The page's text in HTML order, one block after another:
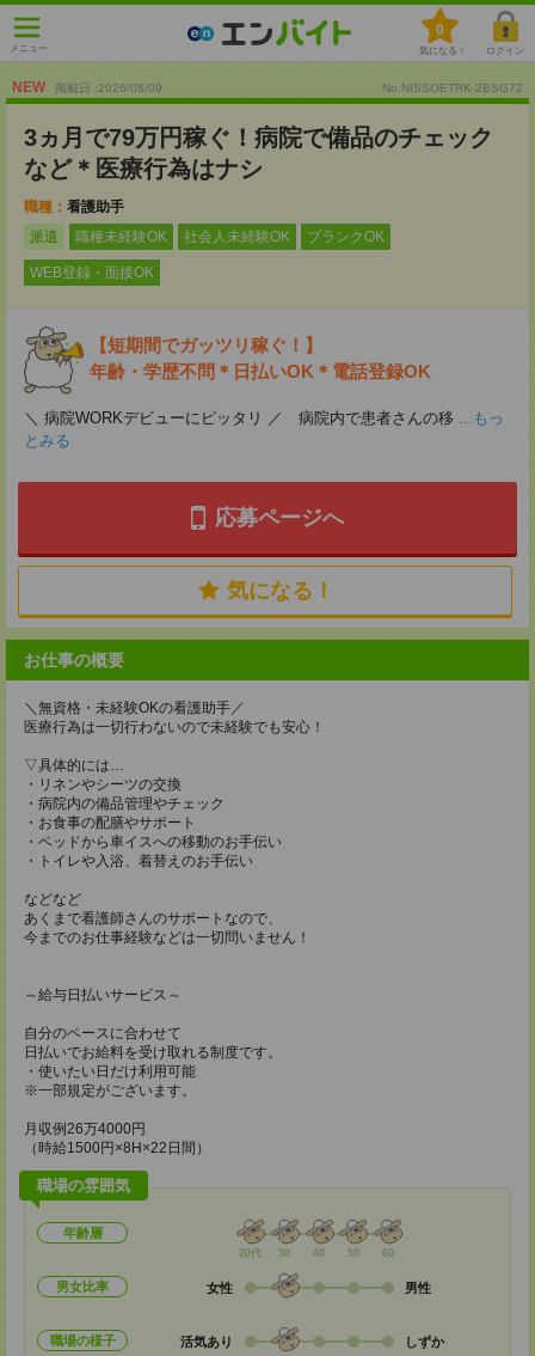
メニュー
0
気になる！ ログイン
NEW 掲載日 :2026/08/09 No.NISSOETRK-2BSG72
3ヵ月で79万円稼ぐ！病院で備品のチェック
など＊医療行為はナシ
職種： 看護助手
派遣
職種未経験OK 社会人未経験OK ブランクOK
WEB登録・面接OK
【短期間でガッツリ稼ぐ！】
年齢・学歴不問＊日払いOK＊電話登録OK
＼ 病院WORKデビューにピッタリ ／ 病院内で患者さんの移 ...もっ
とみる
応募ページへ
気になる！
お仕事の概要
＼無資格・未経験OKの看護助手／
医療行為は一切行わないので未経験でも安心！
▽具体的には…
・リネンやシーツの交換
・病院内の備品管理やチェック
・お食事の配膳やサポート
・ベッドから車イスへの移動のお手伝い
・トイレや入浴、着替えのお手伝い
などなど
あくまで看護師さんのサポートなので、
今までのお仕事経験などは一切問いません！
～給与日払いサービス～
自分のペースに合わせて
日払いでお給料を受け取れる制度です。
・使いたい日だけ利用可能
※一部規定がございます。
月収例26万4000円
（時給1500円×8H×22日間）
職場の雰囲気
年齢層
20代 30 40 50 60
男女比率 女性 男性
職場の様子 活気あり しずか